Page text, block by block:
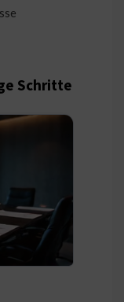
Schritte